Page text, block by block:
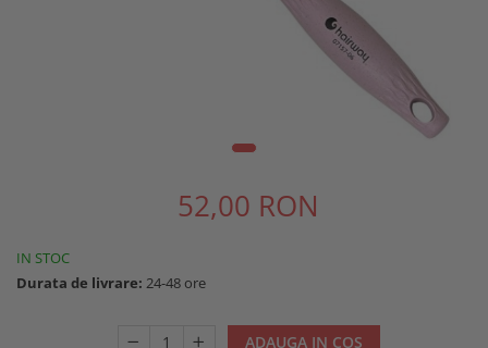
52,00 RON
IN STOC
Durata de livrare: 24-48 ore
ADAUGA IN COS